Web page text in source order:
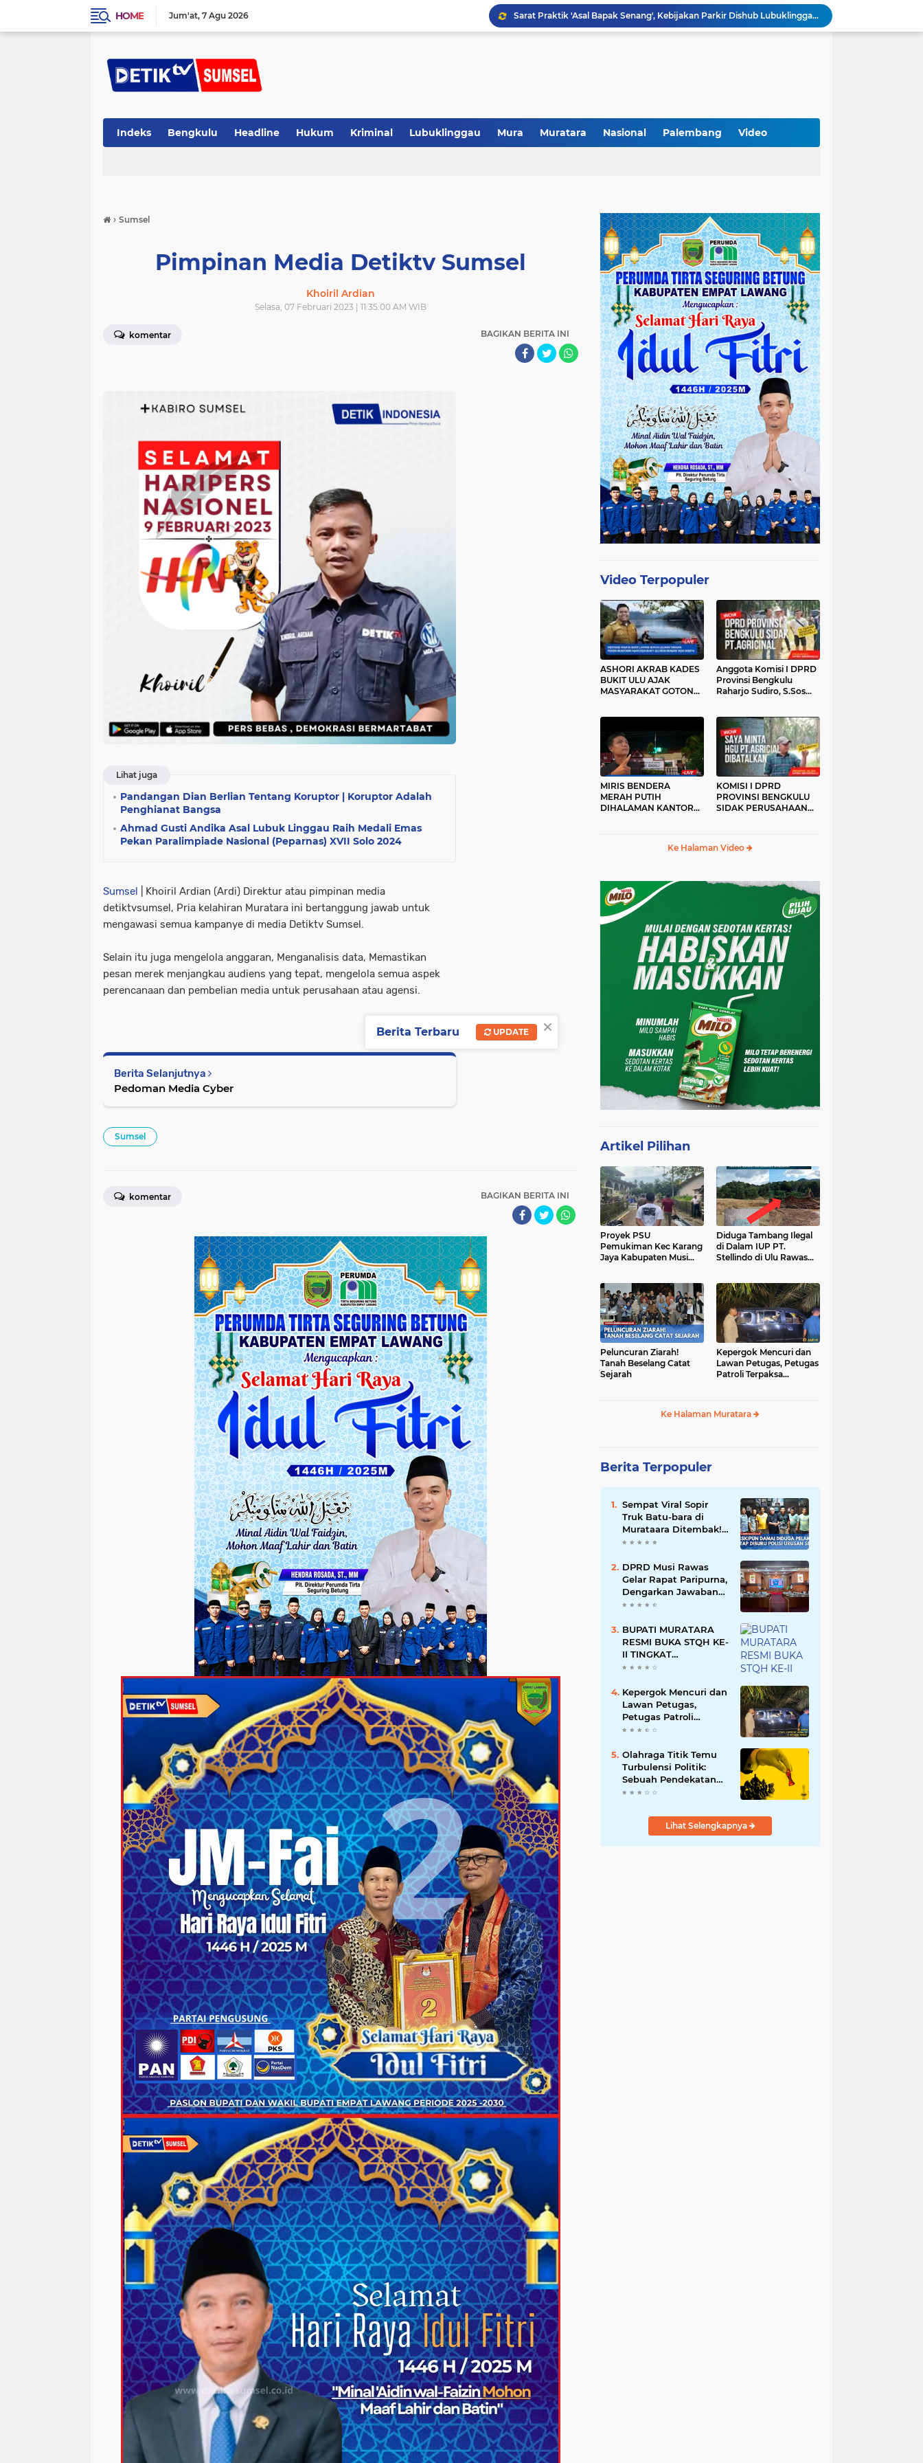
HOME Jum'at 7 Agu 2026
Lantik Pejabat Baru, JM Bupati Empat Lawang: Jabatan Adalah Amanah, Segera Berinovasi Demi Empat Lawang MADANI!
KAMMI Muratara Dukung MUI dalam Upaya Penegakan Hukum terhadap Aktivitas LGBT
Tingkatkan Kualitas Insan Pers, PWI Musi Rawas Gelar Pelatihan Jurnalistik Berbasis Kompetensi dan Storytelling.
Indeks Bengkulu Headline Hukum Kriminal Lubuklinggau Mura Muratara Nasional Palembang Video
› Sumsel
Pimpinan Media Detiktv Sumsel
Khoiril Ardian
Selasa, 07 Februari 2023 | 11:35:00 AM WIB
komentar BAGIKAN BERITA INI
Lihat juga
Pandangan Dian Berlian Tentang Koruptor | Koruptor Adalah
Penghianat Bangsa
Ahmad Gusti Andika Asal Lubuk Linggau Raih Medali Emas
Pekan Paralimpiade Nasional (Peparnas) XVII Solo 2024
Sumsel | Khoiril Ardian (Ardi) Direktur atau pimpinan media
detiktvsumsel, Pria kelahiran Muratara ini bertanggung jawab untuk
mengawasi semua kampanye di media Detiktv Sumsel.
Selain itu juga mengelola anggaran, Menganalisis data, Memastikan
pesan merek menjangkau audiens yang tepat, mengelola semua aspek
perencanaan dan pembelian media untuk perusahaan atau agensi.
Berita Selanjutnya
Pedoman Media Cyber
Sumsel
BAGIKAN BERITA INI
komentar
Video Terpopuler
ASHORI AKRAB KADES
BUKIT ULU AJAK
MASYARAKAT GOTONG
Anggota Komisi I DPRD
Provinsi Bengkulu
Raharjo Sudiro, S.Sos
MIRIS BENDERA
MERAH PUTIH
DIHALAMAN KANTOR
KOMISI I DPRD
PROVINSI BENGKULU
SIDAK PERUSAHAAN
Ke Halaman Video
Artikel Pilihan
Proyek PSU
Pemukiman Kec Karang
Jaya Kabupaten Musi
Diduga Tambang Ilegal
di Dalam IUP PT.
Stellindo di Ulu Rawas
Peluncuran Ziarah!
Tanah Beselang Catat
Sejarah
Kepergok Mencuri dan
Lawan Petugas, Petugas
Patroli Terpaksa
Ke Halaman Muratara
Berita Terpopuler
Sempat Viral Sopir
Truk Batu-bara di
Murataara Ditembak!
Namun Dikabarkan
DPRD Musi Rawas
Gelar Rapat Paripurna,
Dengarkan Jawaban
Eksekutif Atas 4
BUPATI MURATARA
RESMI BUKA STQH KE-
II TINGKAT
KABUPATEN
Kepergok Mencuri dan
Lawan Petugas,
Petugas Patroli
Terpaksa Lumpuhkan
Olahraga Titik Temu
Turbulensi Politik:
Sebuah Pendekatan
Batalnya Tuan Rumah
Lihat Selengkapnya
×
Berita Terbaru UPDATE